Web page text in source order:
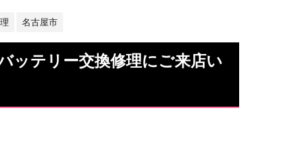
名古屋市
ッテリー交換修理にご来店い